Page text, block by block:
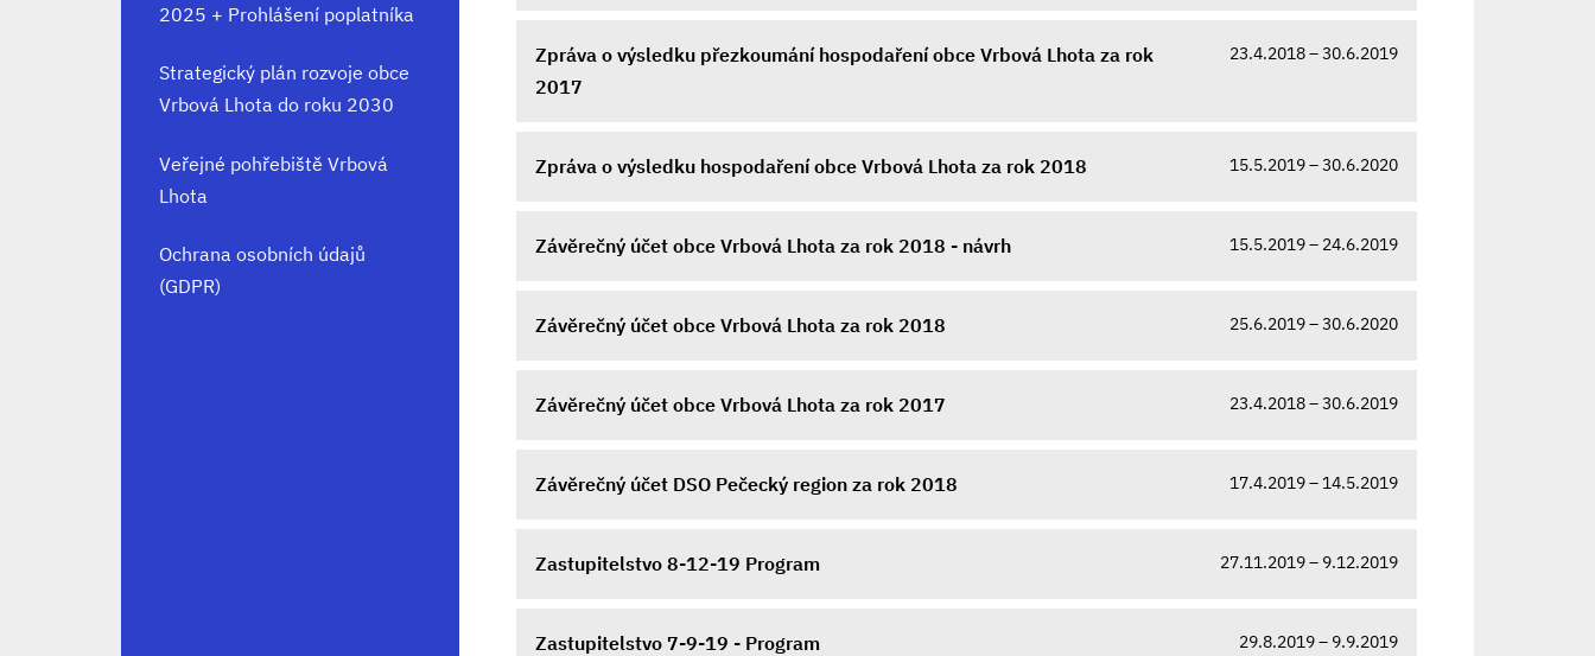
Zpráva o výsledku přezkoumání hospodaření obce Vrbová Lhota za rok
2017
23.4.2018 – 30.6.2019
Zpráva o výsledku hospodaření obce Vrbová Lhota za rok 2018 15.5.2019 – 30.6.2020
Závěrečný účet obce Vrbová Lhota za rok 2018 - návrh 15.5.2019 – 24.6.2019
Závěrečný účet obce Vrbová Lhota za rok 2018 25.6.2019 – 30.6.2020
Závěrečný účet obce Vrbová Lhota za rok 2017 23.4.2018 – 30.6.2019
Závěrečný účet DSO Pečecký region za rok 2018 17.4.2019 – 14.5.2019
Zastupitelstvo 8-12-19 Program 27.11.2019 – 9.12.2019
Zastupitelstvo 7-9-19 - Program 29.8.2019 – 9.9.2019
2025 + Prohlášení poplatníka
Strategický plán rozvoje obce
Vrbová Lhota do roku 2030
Veřejné pohřebiště Vrbová
Lhota
Ochrana osobních údajů
(GDPR)